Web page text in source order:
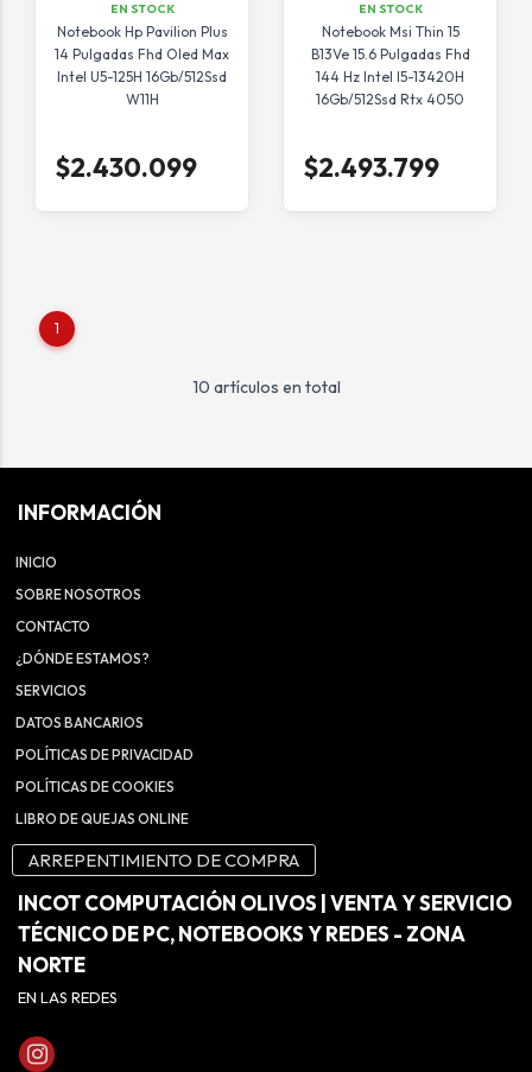
EN STOCK
Notebook Hp Pavilion Plus
14 Pulgadas Fhd Oled Max
Intel U5-125H 16Gb/512Ssd
W11H
$2.430.099
EN STOCK
Notebook Msi Thin 15
B13Ve 15.6 Pulgadas Fhd
144 Hz Intel I5-13420H
16Gb/512Ssd Rtx 4050
$2.493.799
1
10 artículos en total
INFORMACIÓN
INICIO
SOBRE NOSOTROS
CONTACTO
¿DÓNDE ESTAMOS?
SERVICIOS
DATOS BANCARIOS
POLÍTICAS DE PRIVACIDAD
POLÍTICAS DE COOKIES
LIBRO DE QUEJAS ONLINE
ARREPENTIMIENTO DE COMPRA
INCOT COMPUTACIÓN OLIVOS | VENTA Y SERVICIO
TÉCNICO DE PC, NOTEBOOKS Y REDES - ZONA
NORTE
EN LAS REDES